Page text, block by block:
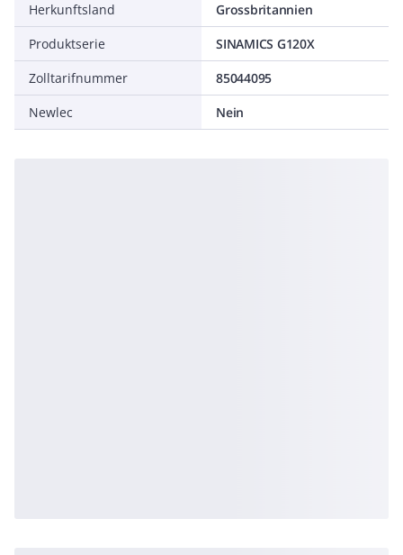
Herkunftsland
Grossbritannien
Produktserie
SINAMICS G120X
Zolltarifnummer
85044095
Newlec
Nein